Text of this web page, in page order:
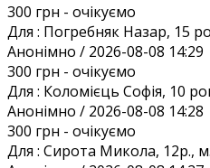
300 грн - очікуємо
Для : Погребняк Назар, 15
Анонiмно / 2026-08-08 14:29
300 грн - очікуємо
Для : Коломієць Софія, 10
Анонiмно / 2026-08-08 14:28
300 грн - очікуємо
Для : Сирота Микола, 12р.,